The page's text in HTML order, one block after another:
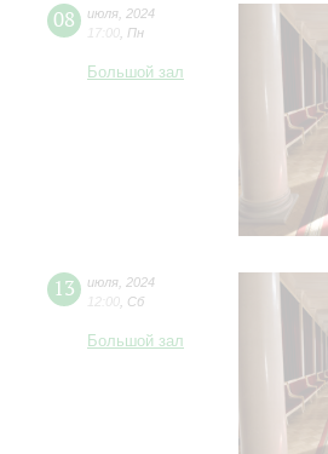
08 июля 2024
17:00 Пн
Большой зал
13 июля 2024
12:00 Сб
Большой зал